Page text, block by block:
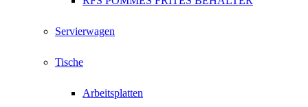
Servierwagen
Tische
Arbeitsplatten